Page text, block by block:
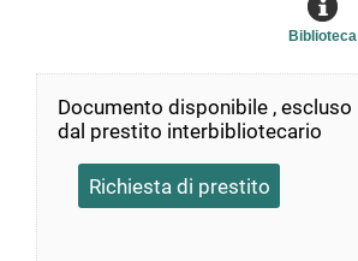
Biblioteca
Documento disponibile , escluso
dal prestito interbibliotecario
Richiesta di prestito